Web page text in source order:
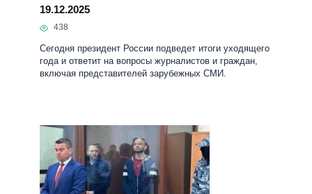
19.12.2025
438
Сегодня президент России подведет итоги уходящего
года и ответит на вопросы журналистов и граждан,
включая представителей зарубежных СМИ.